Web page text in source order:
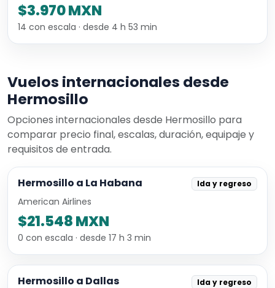
$3.970 MXN
14 con escala · desde 4 h 53 min
Vuelos internacionales desde
Hermosillo
Opciones internacionales desde Hermosillo para
comparar precio final, escalas, duración, equipaje y
requisitos de entrada.
Hermosillo a La Habana Ida y regreso
American Airlines
$21.548 MXN
0 con escala · desde 17 h 3 min
Hermosillo a Dallas Ida y regreso